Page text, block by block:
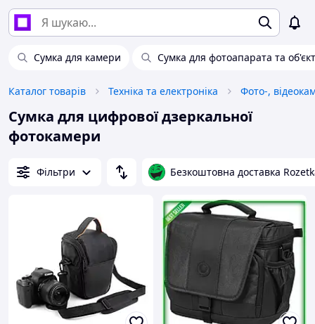
Сумка для камери Сумка для фотоапарата та
Каталог товарів Техніка та електроніка Фото-,
Сумка для цифрової дзеркальної
фотокамери
Фільтри Безкоштовна доставка